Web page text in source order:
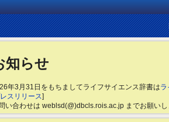
知らせ
年3月31日をもちましてライフサイエンス辞書はラ
スリリース]
い合わせは weblsd(@)dbcls.rois.ac.jp までお願いし